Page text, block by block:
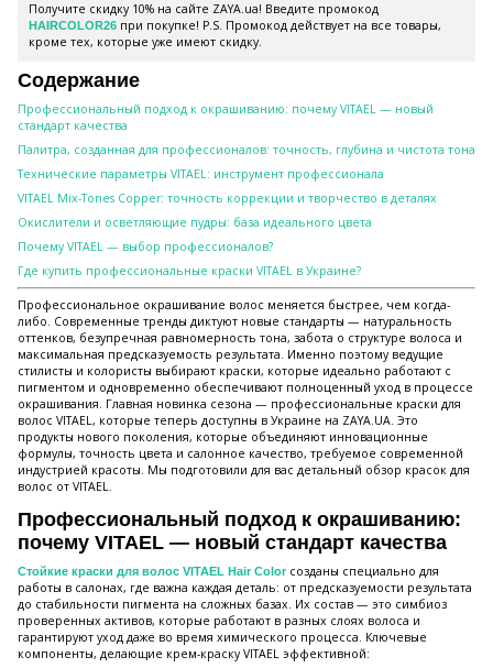
Получите скидку 10% на сайте ZAYA.ua! Введите промокод
HAIRCOLOR26 при покупке! P.S. Промокод действует на все товары,
кроме тех, которые уже имеют скидку.
Содержание
Профессиональный подход к окрашиванию: почему VITAEL — новый
стандарт качества
Палитра, созданная для профессионалов: точность, глубина и чистота тона
Технические параметры VITAEL: инструмент профессионала
VITAEL Mix-Tones Copper: точность коррекции и творчество в деталях
Окислители и осветляющие пудры: база идеального цвета
Почему VITAEL — выбор профессионалов?
Где купить профессиональные краски VITAEL в Украине?
Профессиональное окрашивание волос меняется быстрее, чем когда-
либо. Современные тренды диктуют новые стандарты — натуральность
оттенков, безупречная равномерность тона, забота о структуре волоса и
максимальная предсказуемость результата. Именно поэтому ведущие
стилисты и колористы выбирают краски, которые идеально работают с
пигментом и одновременно обеспечивают полноценный уход в процессе
окрашивания. Главная новинка сезона — профессиональные краски для
волос VITAEL, которые теперь доступны в Украине на ZAYA.UA. Это
продукты нового поколения, которые объединяют инновационные
формулы, точность цвета и салонное качество, требуемое современной
индустрией красоты. Мы подготовили для вас детальный обзор красок для
волос от VITAEL.
Профессиональный подход к окрашиванию:
почему VITAEL — новый стандарт качества
Стойкие краски для волос VITAEL Hair Colorсозданы специально для
работы в салонах, где важна каждая деталь: от предсказуемости результата
до стабильности пигмента на сложных базах. Их состав — это симбиоз
проверенных активов, которые работают в разных слоях волоса и
гарантируют уход даже во время химического процесса. Ключевые
компоненты, делающие крем-краску VITAEL эффективной: